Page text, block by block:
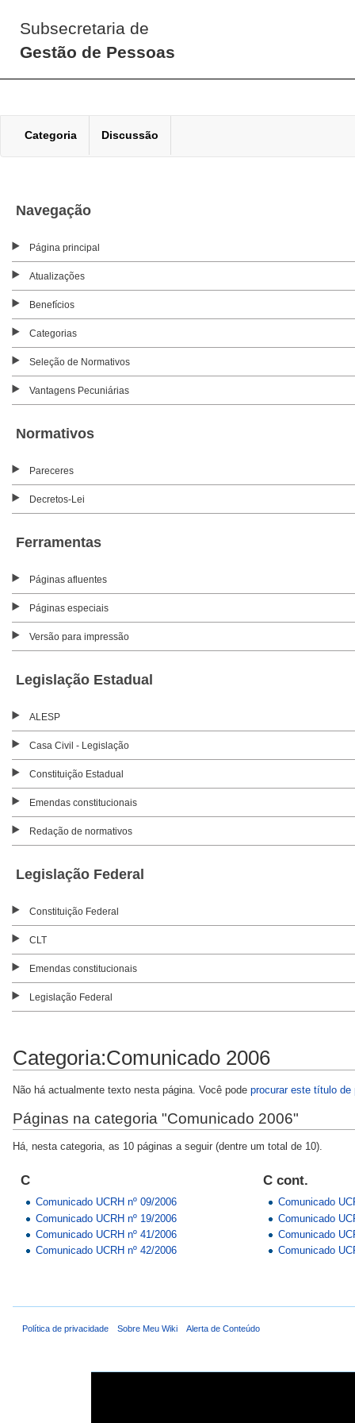
Subsecretaria de
Gestão de Pessoas
Categoria Discussão
Navegação
Página principal
Atualizações
Benefícios
Categorias
Seleção de Normativos
Vantagens Pecuniárias
Normativos
Pareceres
Decretos-Lei
Ferramentas
Páginas afluentes
Páginas especiais
Versão para impressão
Legislação Estadual
ALESP
Casa Civil - Legislação
Constituição Estadual
Emendas constitucionais
Redação de normativos
Legislação Federal
Constituição Federal
CLT
Emendas constitucionais
Legislação Federal
Categoria:Comunicado 2006
Não há actualmente texto nesta página. Você pode procurar este título de
Páginas na categoria "Comunicado 2006"
Há, nesta categoria, as 10 páginas a seguir (dentre um total de 10).
C
Comunicado UCRH nº 09/2006
Comunicado UCRH nº 19/2006
Comunicado UCRH nº 41/2006
Comunicado UCRH nº 42/2006
C cont.
Comunicado
Comunicado
Comunicado
Comunicado
Política de privacidade Sobre Meu Wiki Alerta de Conteúdo